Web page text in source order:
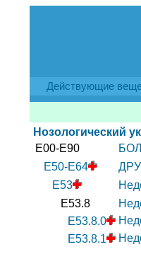
Действующие
Нозологический
E00-E90
E50-E64
E53
E53.8
E53.8.0
E53.8.1